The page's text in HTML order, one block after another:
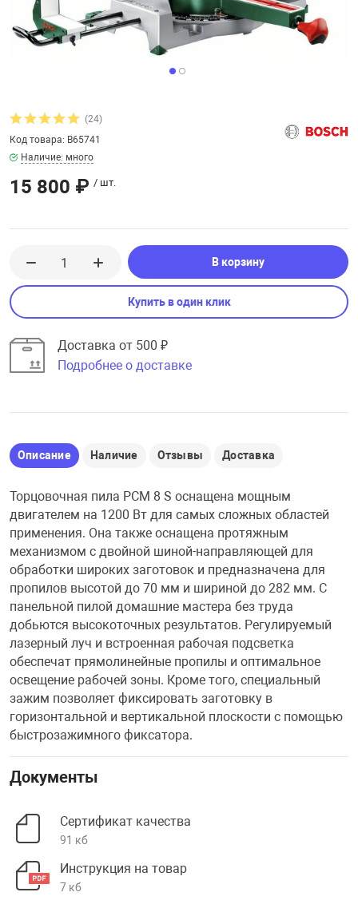
Музыкальные
аксессуары
(24)
Код товара: B65741
Наличие: много
15 800 ₽ / шт.
В корзину
Купить в один клик
Доставка от 500 ₽
Подробнее о доставке
Описание Наличие Отзывы Доставка
Торцовочная пила PCM 8 S оснащена мощным
двигателем на 1200 Вт для самых сложных областей
применения. Она также оснащена протяжным
механизмом с двойной шиной-направляющей для
обработки широких заготовок и предназначена для
пропилов высотой до 70 мм и шириной до 282 мм. С
панельной пилой домашние мастера без труда
добьются высокоточных результатов. Регулируемый
лазерный луч и встроенная рабочая подсветка
обеспечат прямолинейные пропилы и оптимальное
освещение рабочей зоны. Кроме того, специальный
зажим позволяет фиксировать заготовку в
горизонтальной и вертикальной плоскости с помощью
быстрозажимного фиксатора.
Документы
Сертификат качества
91 кб
Инструкция на товар
7 кб